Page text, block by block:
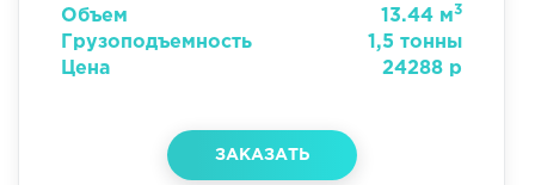
Объем
13.44 м3
Грузоподъемность
1,5 тонны
Цена
24288 р
ЗАКАЗАТЬ